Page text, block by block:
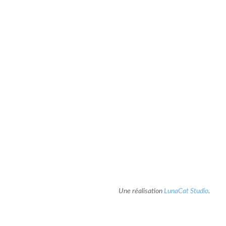
Une réalisation LunaCat Studio.